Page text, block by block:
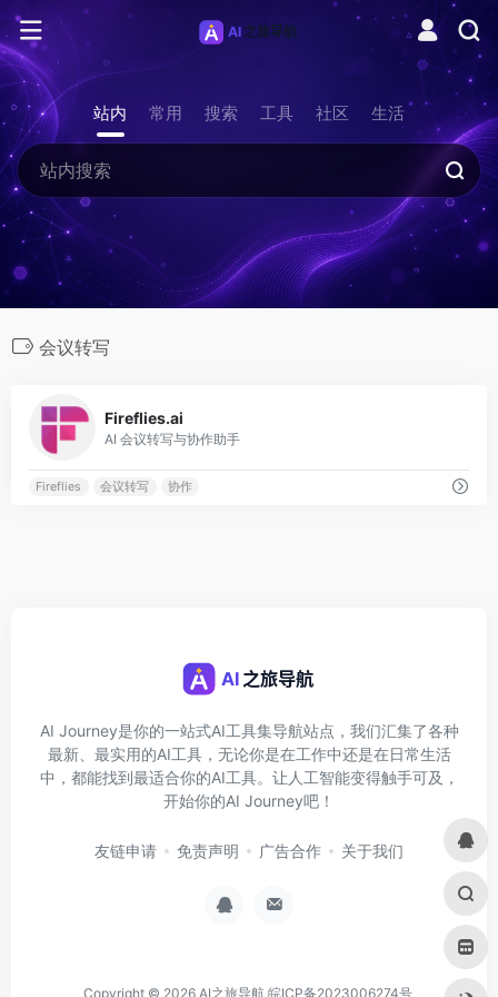
站内 常用 搜索 工具 社区 生活
会议转写
Fireflies.ai
AI 会议转写与协作助手
Fireflies 会议转写 协作
AI Journey是你的一站式AI工具集导航站点，我们汇集了各种
最新、最实用的AI工具，无论你是在工作中还是在日常生活
中，都能找到最适合你的AI工具。让人工智能变得触手可及，
开始你的AI Journey吧！
友链申请 免责声明 广告合作 关于我们
Copyright © 2026 AI之旅导航 皖ICP备2023006274号